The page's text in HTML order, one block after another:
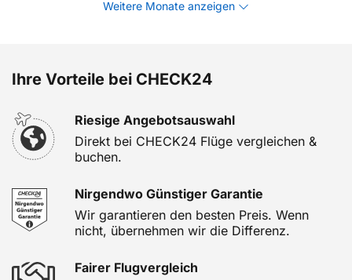
Weitere Monate anzeigen
Ihre Vorteile bei CHECK24
Riesige Angebotsauswahl
Direkt bei CHECK24 Flüge vergleichen &
buchen.
Nirgendwo Günstiger Garantie
Wir garantieren den besten Preis. Wenn
nicht, übernehmen wir die Differenz.
Fairer Flugvergleich